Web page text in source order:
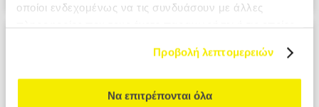
οποίοι ενδεχομένως να τις συνδυάσουν με άλλες
Προβολή λεπτομερειών
Να επιτρέπονται όλα
ΗΜΕΡΕΣ 29/05/26 ΑΖ
ΥΠΕΡΟΧΟ ΤΑΞΙΔΙ ΠΟΥ ΜΑΣ ΕΚΑΝΕ ΝΑ ΣΥΓΚΙΝΗΘΟΥΜΕ ΣΤΑ